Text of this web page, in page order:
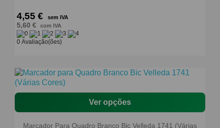
4,55 € sem IVA
5,60 € com IVA
0 Avaliação(ões)
Ver opções
Marcador Para Quadro Branco Bic Velleda 1741 (Várias